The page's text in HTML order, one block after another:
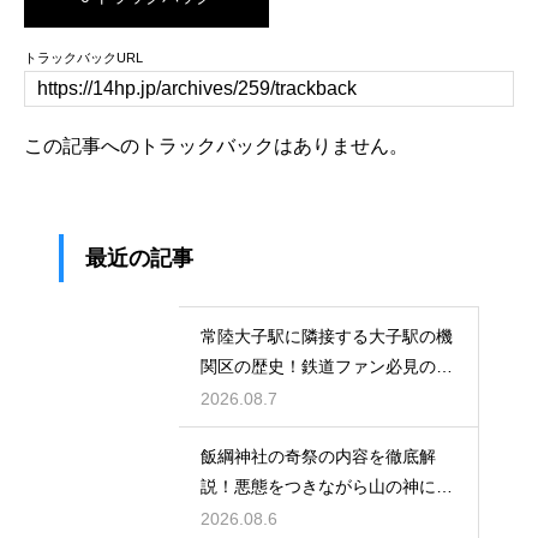
トラックバックURL
この記事へのトラックバックはありません。
最近の記事
常陸大子駅に隣接する大子駅の機
関区の歴史！鉄道ファン必見のレ
トロな姿
2026.08.7
飯綱神社の奇祭の内容を徹底解
説！悪態をつきながら山の神に祈
る不思議
2026.08.6